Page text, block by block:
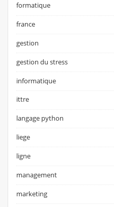
formatique
france
gestion
gestion du stress
informatique
ittre
langage python
liege
ligne
management
marketing